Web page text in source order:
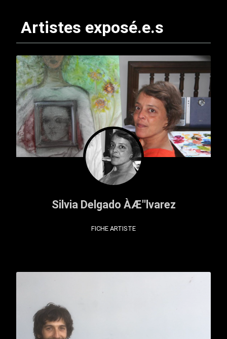
Artistes exposé.e.s
Silvia Delgado ÀÆ''lvarez
FICHE ARTISTE